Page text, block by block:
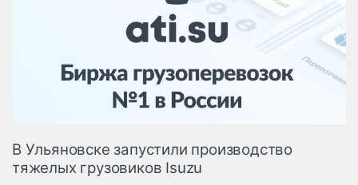
инфраструктура
Логистика, грузы
Негабаритные и
опасные грузы
Безопасность и
Таможня и ВЭД
В Ульяновске запустили производство
тяжелых грузовиков Isuzu